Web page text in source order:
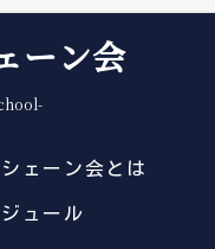
ーン会
シェーン会とは
ュール